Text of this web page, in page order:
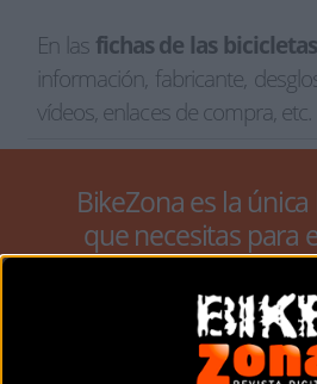
En las fichas de las bicicletas
información, fabricante,
vídeos, enlaces de compra, etc.
BikeZona es la
que necesitas para
bicicleta idealantes
compra.
nuestro
35.000 referencias o el